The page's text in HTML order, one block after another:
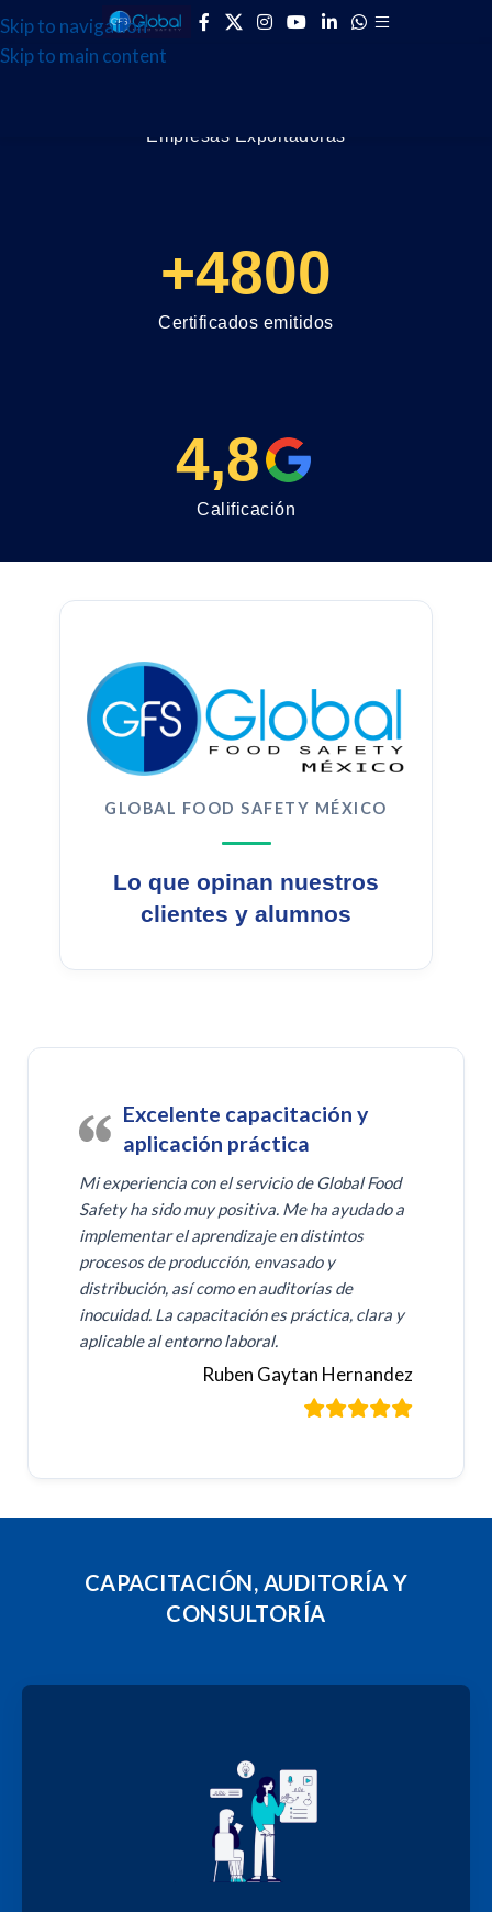
Skip to navigation
Skip to main content
Empresas Exportadoras
+4800
Certificados emitidos
4,8
Calificación
GLOBAL FOOD SAFETY MÉXICO
Lo que opinan nuestros
clientes y alumnos
Excelente capacitación y
aplicación práctica
Mi experiencia con el servicio de Global Food
Safety ha sido muy positiva. Me ha ayudado a
implementar el aprendizaje en distintos
procesos de producción, envasado y
distribución, así como en auditorías de
inocuidad. La capacitación es práctica, clara y
aplicable al entorno laboral.
Ruben Gaytan Hernandez
CAPACITACIÓN, AUDITORÍA Y
CONSULTORÍA